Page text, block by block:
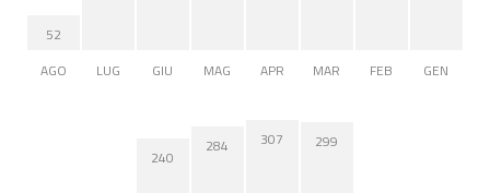
52
AGO
LUG GIU MAG APR MAR FEB GEN
240
284 307 299